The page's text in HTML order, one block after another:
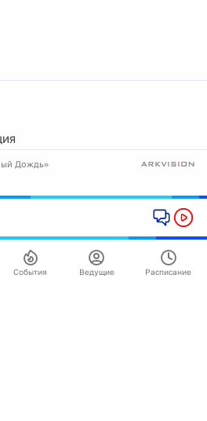
Дождь»
События Ведущие Расписание